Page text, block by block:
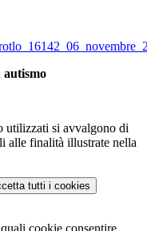
autismo
utilizzati si avvalgono di
alle finalità illustrate nella
tutti i cookies